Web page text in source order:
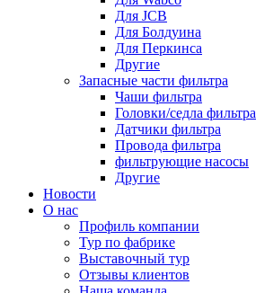
Для JCB
Для Болдуина
Для Перкинса
Другие
Запасные части фильтра
Чаши фильтра
Головки/седла фильтра
Датчики фильтра
Провода фильтра
фильтрующие насосы
Другие
Новости
О нас
Профиль компании
Тур по фабрике
Выставочный тур
Отзывы клиентов